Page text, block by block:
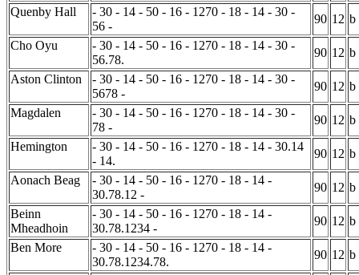
Quenby Hall
- 30 - 14 - 50 - 16 - 1270 - 18 - 14 - 30 -
56 -
90 12 b
Cho Oyu
- 30 - 14 - 50 - 16 - 1270 - 18 - 14 - 30 -
56.78.
90 12 b
Aston Clinton
- 30 - 14 - 50 - 16 - 1270 - 18 - 14 - 30 -
5678 -
90 12 b
Magdalen
- 30 - 14 - 50 - 16 - 1270 - 18 - 14 - 30 -
78 -
90 12 b
Hemington
- 30 - 14 - 50 - 16 - 1270 - 18 - 14 - 30.14
- 14.
90 12 b
Aonach Beag
- 30 - 14 - 50 - 16 - 1270 - 18 - 14 -
30.78.12 -
90 12 b
Beinn
Mheadhoin
- 30 - 14 - 50 - 16 - 1270 - 18 - 14 -
30.78.1234 -
90 12 b
Ben More
- 30 - 14 - 50 - 16 - 1270 - 18 - 14 -
30.78.1234.78.
90 12 b